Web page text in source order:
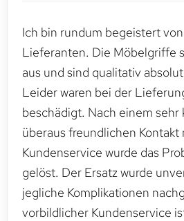
Ich bin rundum begeistert
Lieferanten. Die Möbelgriffe
aus und sind qualitativ
Leider waren bei der
beschädigt. Nach einem sehr
überaus freundlichen Kontakt
Kundenservice wurde das
gelöst. Der Ersatz wurde
jegliche Komplikationen
vorbildlicher Kundenservice